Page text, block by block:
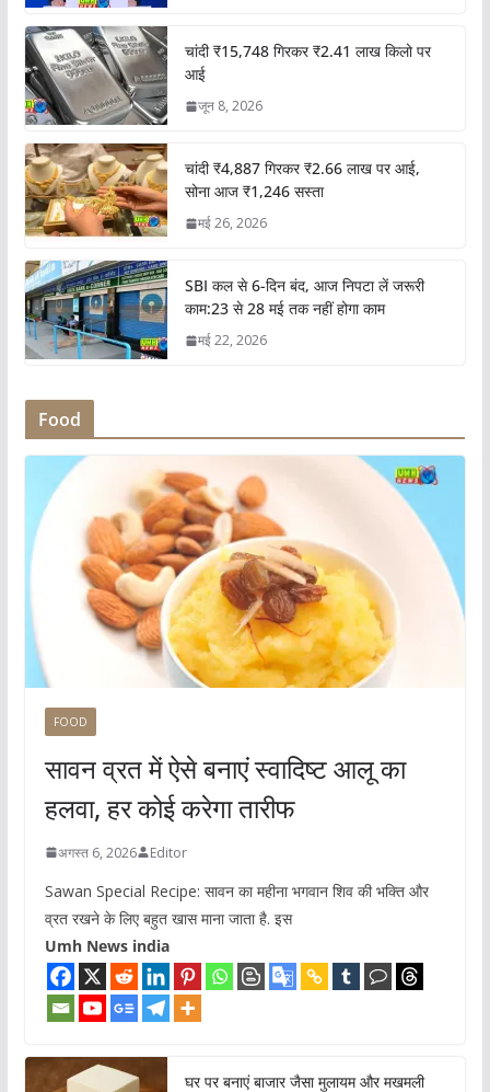
चांदी ₹15,748 गिरकर ₹2.41 लाख किलो पर
आई
जून 8, 2026
चांदी ₹4,887 गिरकर ₹2.66 लाख पर आई,
सोना आज ₹1,246 सस्ता
मई 26, 2026
SBI कल से 6-दिन बंद, आज निपटा लें जरूरी
काम:23 से 28 मई तक नहीं होगा काम
मई 22, 2026
Food
FOOD
सावन व्रत में ऐसे बनाएं स्वादिष्ट आलू का
हलवा, हर कोई करेगा तारीफ
अगस्त 6, 2026 Editor
Sawan Special Recipe: सावन का महीना भगवान शिव की भक्ति और
व्रत रखने के लिए बहुत खास माना जाता है. इस
Umh News india
घर पर बनाएं बाजार जैसा मुलायम और मखमली